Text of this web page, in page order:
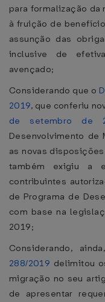
para formalização da
à fruição de
assunção das
inclusive de
avençado;
Considerando que o
2019, que conferiu
de setembro de
Desenvolvimento de
as novas
também exigiu a
contribuintes
de Programa de
com base na
2019;
Considerando,
288/2019 delimitou
migração no seu
de apresentar